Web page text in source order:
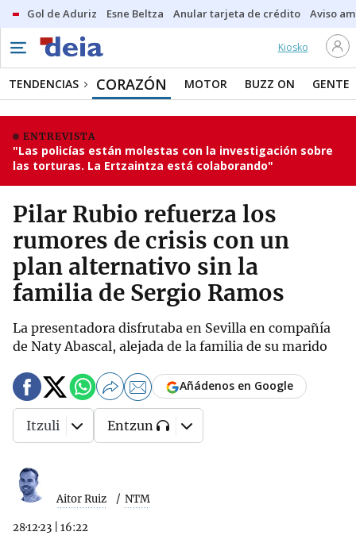
Gol de Aduriz Esne Beltza Anular tarjeta de crédito Aviso
Kiosko
TENDENCIAS CORAZÓN MOTOR BUZZ ON GENTE
ENTREVISTA
"Las policías están molestas con la investigación sobre
las torturas. La Ertzaintza está colaborando"
Pilar Rubio refuerza los
rumores de crisis con un
plan alternativo sin la
familia de Sergio Ramos
La presentadora disfrutaba en Sevilla en compañía
de Naty Abascal, alejada de la familia de su marido
Aitor Ruiz NTM
28·12·23 16:22
Añádenos en Google
Itzuli Entzun